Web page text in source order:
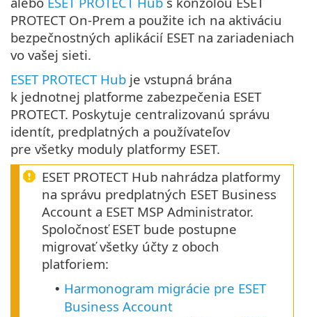
PROTECT On-Prem a použite ich na aktiváciu
bezpečnostných aplikácií ESET na zariadeniach
vo vašej sieti.
ESET PROTECT Hub je vstupná brána
k jednotnej platforme zabezpečenia ESET
PROTECT. Poskytuje centralizovanú správu
identít, predplatných a používateľov
pre všetky moduly platformy ESET.
ESET PROTECT Hub nahrádza platformy
na správu predplatných ESET Business
Account a ESET MSP Administrator.
Spoločnosť ESET bude postupne
migrovať všetky účty z oboch
platforiem:
• Harmonogram migrácie pre ESET
Business Account